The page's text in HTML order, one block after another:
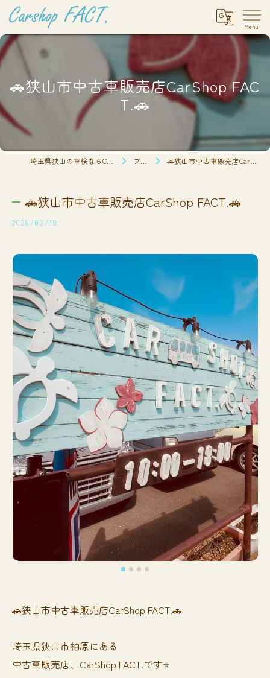
🚗狭山市中古車販売店CarShop FAC
T.🚗
ブログ 🚗狭山市中古車販売店CarShop FACT.🚗
🚗狭山市中古車販売店CarShop FACT.🚗
2025/03/19
🚗狭山市中古車販売店CarShop FACT.🚗
埼玉県狭山市柏原にある
中古車販売店、CarShop FACT.です⭐️